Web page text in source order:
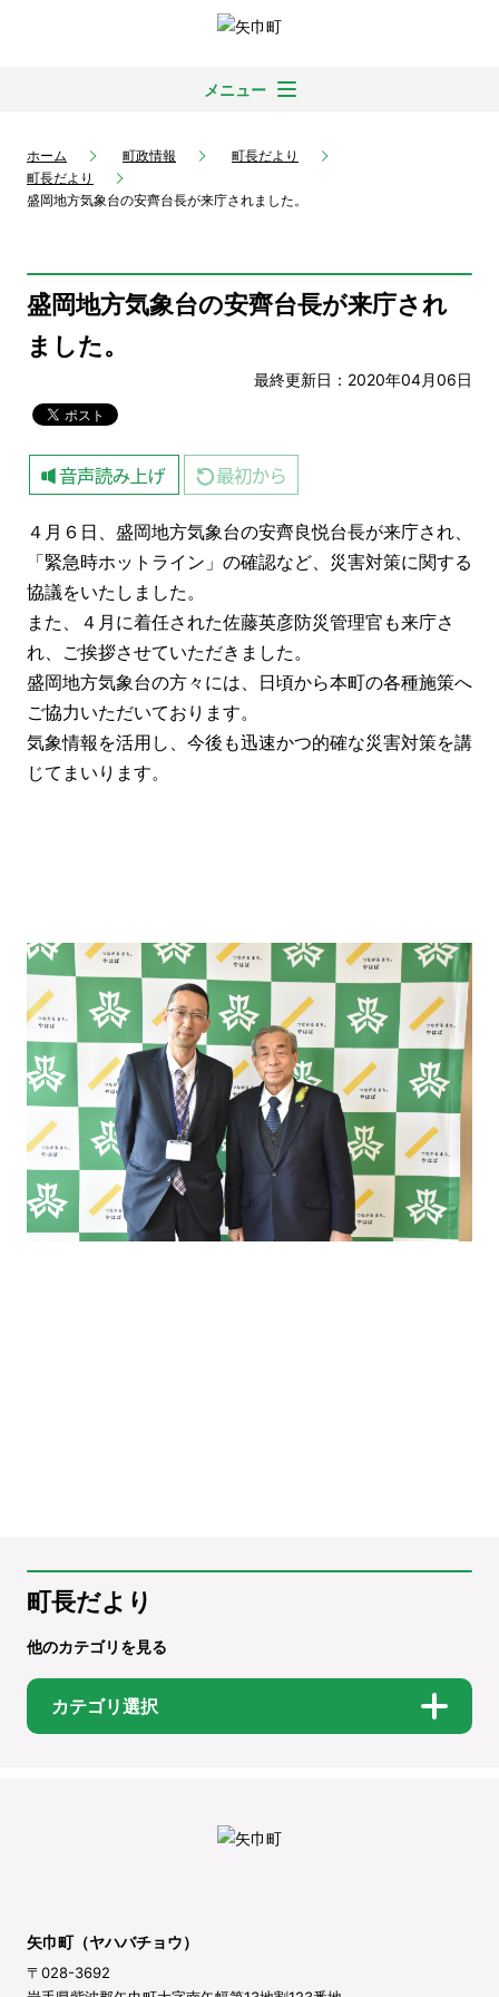
メニュー
ホーム 町政情報
町長だより
町長だより
盛岡地方気象台の安齊台長が来庁されました。
盛岡地方気象台の安齊台長が来庁され
ました。
最終更新日：2020年04月06日
４月６日、盛岡地方気象台の安齊良悦台長が来庁され、
「緊急時ホットライン」の確認など、災害対策に関する
協議をいたしました。
また、４月に着任された佐藤英彦防災管理官も来庁さ
れ、 ご挨拶させていただきました。
盛岡地方気象台の方々には、日頃から本町の各種施策へ
ご協力いただいております。
気象情報を活用し、今後も迅速かつ的確な災害対策を講
じてまいります。
町長だより
他のカテゴリを見る
カテゴリ選択
矢巾町（ヤハバチョウ）
〒028-3692